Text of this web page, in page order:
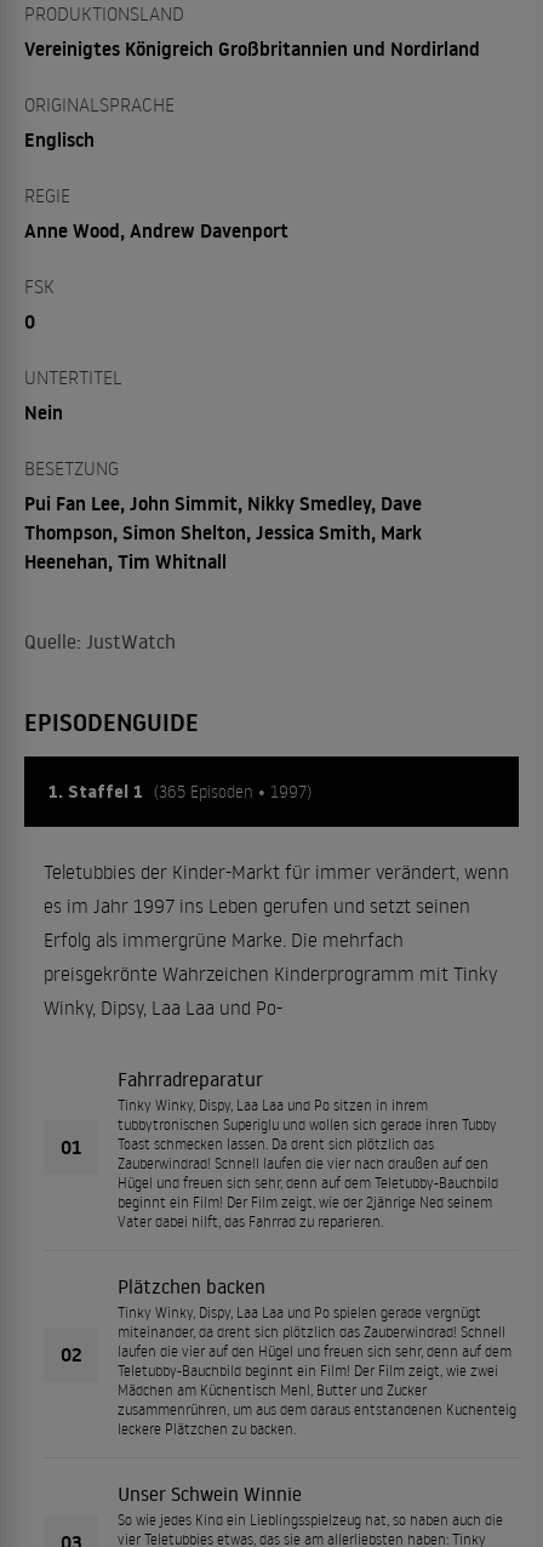
PRODUKTIONSLAND
Vereinigtes Königreich Großbritannien und Nordirland
ORIGINALSPRACHE
Englisch
REGIE
Anne Wood, Andrew Davenport
FSK
0
UNTERTITEL
Nein
BESETZUNG
Pui Fan Lee, John Simmit, Nikky Smedley, Dave
Thompson, Simon Shelton, Jessica Smith, Mark
Heenehan, Tim Whitnall
Quelle: JustWatch
EPISODENGUIDE
1. Staffel 1 (365 Episoden • 1997)
Teletubbies der Kinder-Markt für immer verändert, wenn
es im Jahr 1997 ins Leben gerufen und setzt seinen
Erfolg als immergrüne Marke. Die mehrfach
preisgekrönte Wahrzeichen Kinderprogramm mit Tinky
Winky, Dipsy, Laa Laa und Po-
01
Fahrradreparatur
Tinky Winky, Dispy, Laa Laa und Po sitzen in ihrem
tubbytronischen Superiglu und wollen sich gerade ihren Tubby
Toast schmecken lassen. Da dreht sich plötzlich das
Zauberwindrad! Schnell laufen die vier nach draußen auf den
Hügel und freuen sich sehr, denn auf dem Teletubby-Bauchbild
beginnt ein Film! Der Film zeigt, wie der 2jährige Ned seinem
Vater dabei hilft, das Fahrrad zu reparieren.
02
Plätzchen backen
Tinky Winky, Dispy, Laa Laa und Po spielen gerade vergnügt
miteinander, da dreht sich plötzlich das Zauberwindrad! Schnell
laufen die vier auf den Hügel und freuen sich sehr, denn auf dem
Teletubby-Bauchbild beginnt ein Film! Der Film zeigt, wie zwei
Mädchen am Küchentisch Mehl, Butter und Zucker
zusammenrühren, um aus dem daraus entstandenen Kuchenteig
leckere Plätzchen zu backen.
Unser Schwein Winnie
So wie jedes Kind ein Lieblingsspielzeug hat, so haben auch die
vier Teletubbies etwas, das sie am allerliebsten haben: Tinky